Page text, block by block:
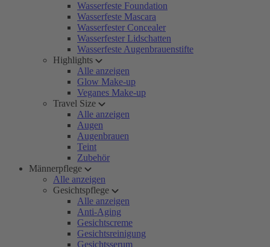
Wasserfeste Foundation
Wasserfeste Mascara
Wasserfester Concealer
Wasserfester Lidschatten
Wasserfeste Augenbrauenstifte
Highlights
Alle anzeigen
Glow Make-up
Veganes Make-up
Travel Size
Alle anzeigen
Augen
Augenbrauen
Teint
Zubehör
Männerpflege
Alle anzeigen
Gesichtspflege
Alle anzeigen
Anti-Aging
Gesichtscreme
Gesichtsreinigung
Gesichtsserum